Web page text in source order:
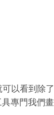
以看到除
專門我們